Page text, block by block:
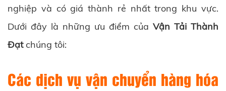
nghiệp và có giá thành rẻ nhất trong khu vực.
Dưới đây là những ưu điểm của Vận Tải Thành
Đạtchúng tôi:
Các dịch vụ vận chuyển hàng hóa